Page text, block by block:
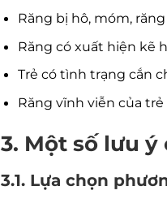
Răng bị hô, móm,
Răng có xuất hiện kẽ
Trẻ có tình trạng cắn
Răng vĩnh viễn của
3. Một số lưu
3.1. Lựa chọn